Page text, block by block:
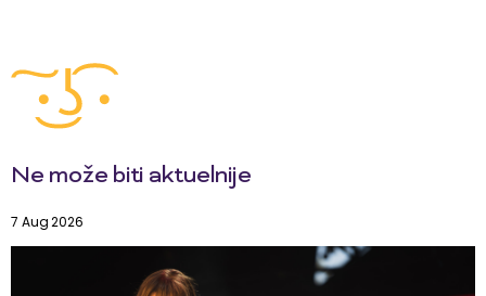
Ne može biti aktuelnije
7 Aug 2026